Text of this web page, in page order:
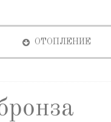
ОТОПЛЕНИЕ